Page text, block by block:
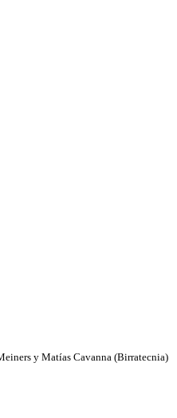
y Matías Cavanna (Birratecnia)